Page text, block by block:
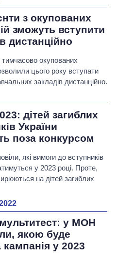
з окупованих
зможуть вступити
дистанційно
окупованих
цього року вступати
закладів дистанційно.
дітей загиблих
України
поза конкурсом
які вимоги до вступників
у 2023 році. Проте,
на дітей загиблих
у МОН
якою буде
кампанія у 2023